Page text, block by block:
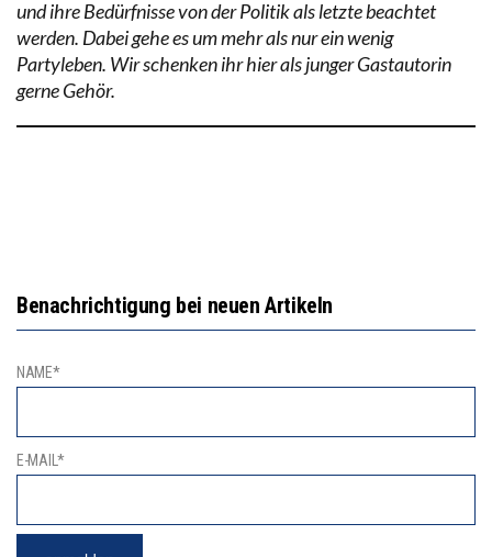
und ihre Bedürfnisse von der Politik als letzte beachtet
werden. Dabei gehe es um mehr als nur ein wenig
Partyleben. Wir schenken ihr hier als junger Gastautorin
gerne Gehör.
Benachrichtigung bei neuen Artikeln
NAME*
E-MAIL*